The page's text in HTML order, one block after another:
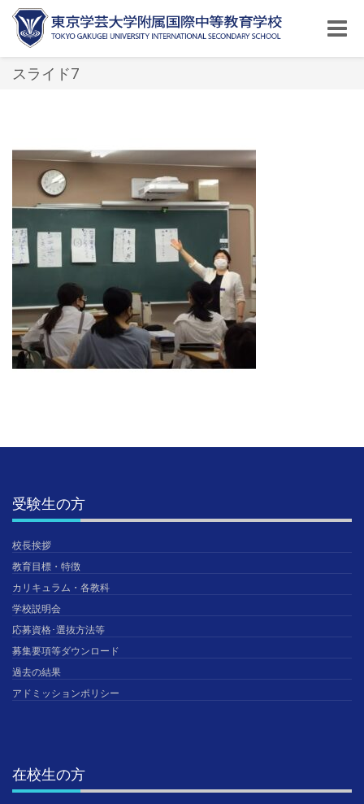
Toggle
スライド7
受験生の方
校長挨拶
教育目標・特徴
カリキュラム・各教科
学校説明会
応募資格･選抜方法等
募集要項等ダウンロード
過去の結果
アドミッションポリシー
在校生の方